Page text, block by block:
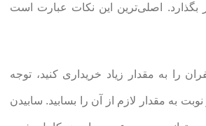
بگذارد. اصلی‌ترین این نکات عبارت است
را به مقدار زیاد خریداری کنید، توجه
به مقدار لازم از آن را بسابید. سابیدن